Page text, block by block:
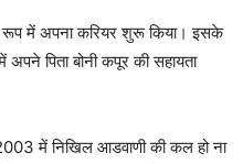
में अपना करियर शुरू किया। इसके
पिता बोनी कपूर की सहायता
में निखिल आडवाणी की कल हो ना